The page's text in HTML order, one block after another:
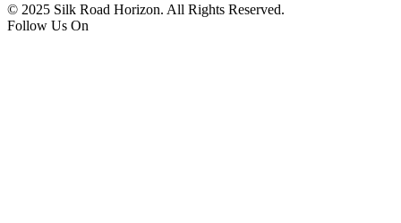
© 2025 Silk Road Horizon. All Rights Reserved.
Follow Us On